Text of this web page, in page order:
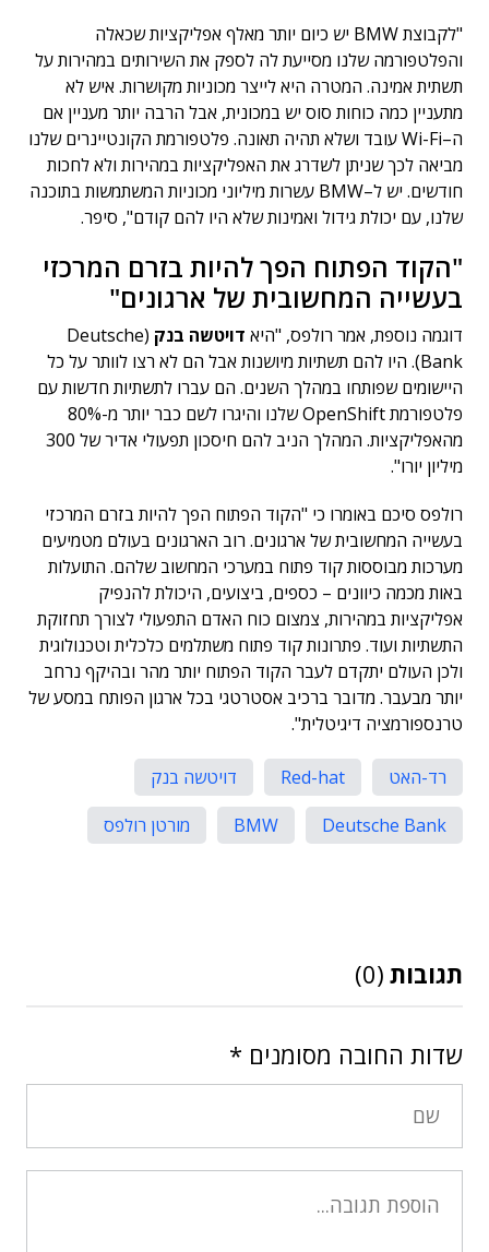
"לקבוצתBMW יש כיום יותר מאלף אפליקציות שכאלה
והפלטפורמה שלנו מסייעת לה לספק את השירותים במהירות על
תשתית אמינה. המטרה היא לייצר מכוניות מקושרות. איש לא
מתעניין כמה כוחות סוס יש במכונית, אבל הרבה יותר מעניין אם
ה–
Wi-Fiעובד ושלא תהיה תאונה. פלטפורמת הקונטיינרים שלנו
מביאה לכך שניתן לשדרג את האפליקציות במהירות ולא לחכות
חודשים. יש ל–
BMW עשרות מיליוני מכוניות המשתמשות בתוכנה
שלנו, עם יכולת גידול ואמינות שלא היו להם קודם", סיפר.
"הקוד הפתוח הפך להיות בזרם המרכזי
בעשייה המחשובית של ארגונים"
דוגמה נוספת, אמר רולפס,
"היא דויטשה בנק (
Deutsche
Bank
). היו להם תשתיות מיושנות אבל הם לא רצו לוותר על כל
היישומים שפותחו במהלך השנים. הם עברו לתשתיות חדשות עם
פלטפורמתOpenShiftשלנו והיגרו לשם כבר יותר מ-80%
מהאפליקציות. המהלך הניב להם חיסכון תפעולי אדיר של
מיליון יורו".
רולפס סיכם באומרו כי "הקוד הפתוח הפך להיות בזרם המרכזי
בעשייה המחשובית של ארגונים. רוב הארגונים בעולם מטמיעים
מערכות מבוססות קוד פתוח במערכי המחשוב שלהם. התועלות
באות מכמה כיוונים – כספים, ביצועים, היכולת להנפיק
אפליקציות במהירות, צמצום כוח האדם התפעולי לצורך תחזוקת
התשתיות ועוד. פתרונות קוד פתוח משתלמים כלכלית וטכנולוגית
ולכן העולם יתקדם לעבר הקוד הפתוח יותר מהר ובהיקף נרחב
יותר מבעבר. מדובר ברכיב אסטרטגי בכל ארגון הפותח במסע של
טרנספורמציה דיגיטלית".
רד-האט Red-hat
דויטשה בנק
Deutsche Bank
BMW מורטן רולפס
תגובות (0)
שדות החובה מסומנים *